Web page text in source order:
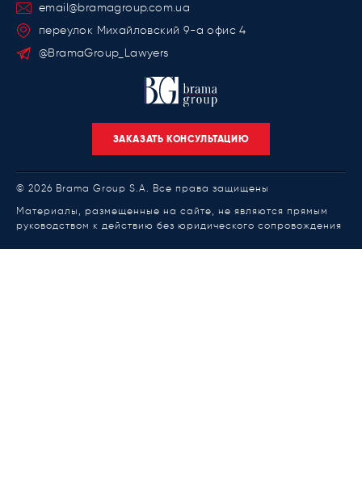
ЗАКАЗАТЬ КОНСУЛЬТАЦИЮ
email@bramagroup.com.ua
переулок Михайловский 9-a офис 4
@BramaGroup_Lawyers
© 2026 Brama Group S.A. Все права защищены
Материалы, размещенные на сайте, не являются прямым
руководством к действию без юридического сопровождения